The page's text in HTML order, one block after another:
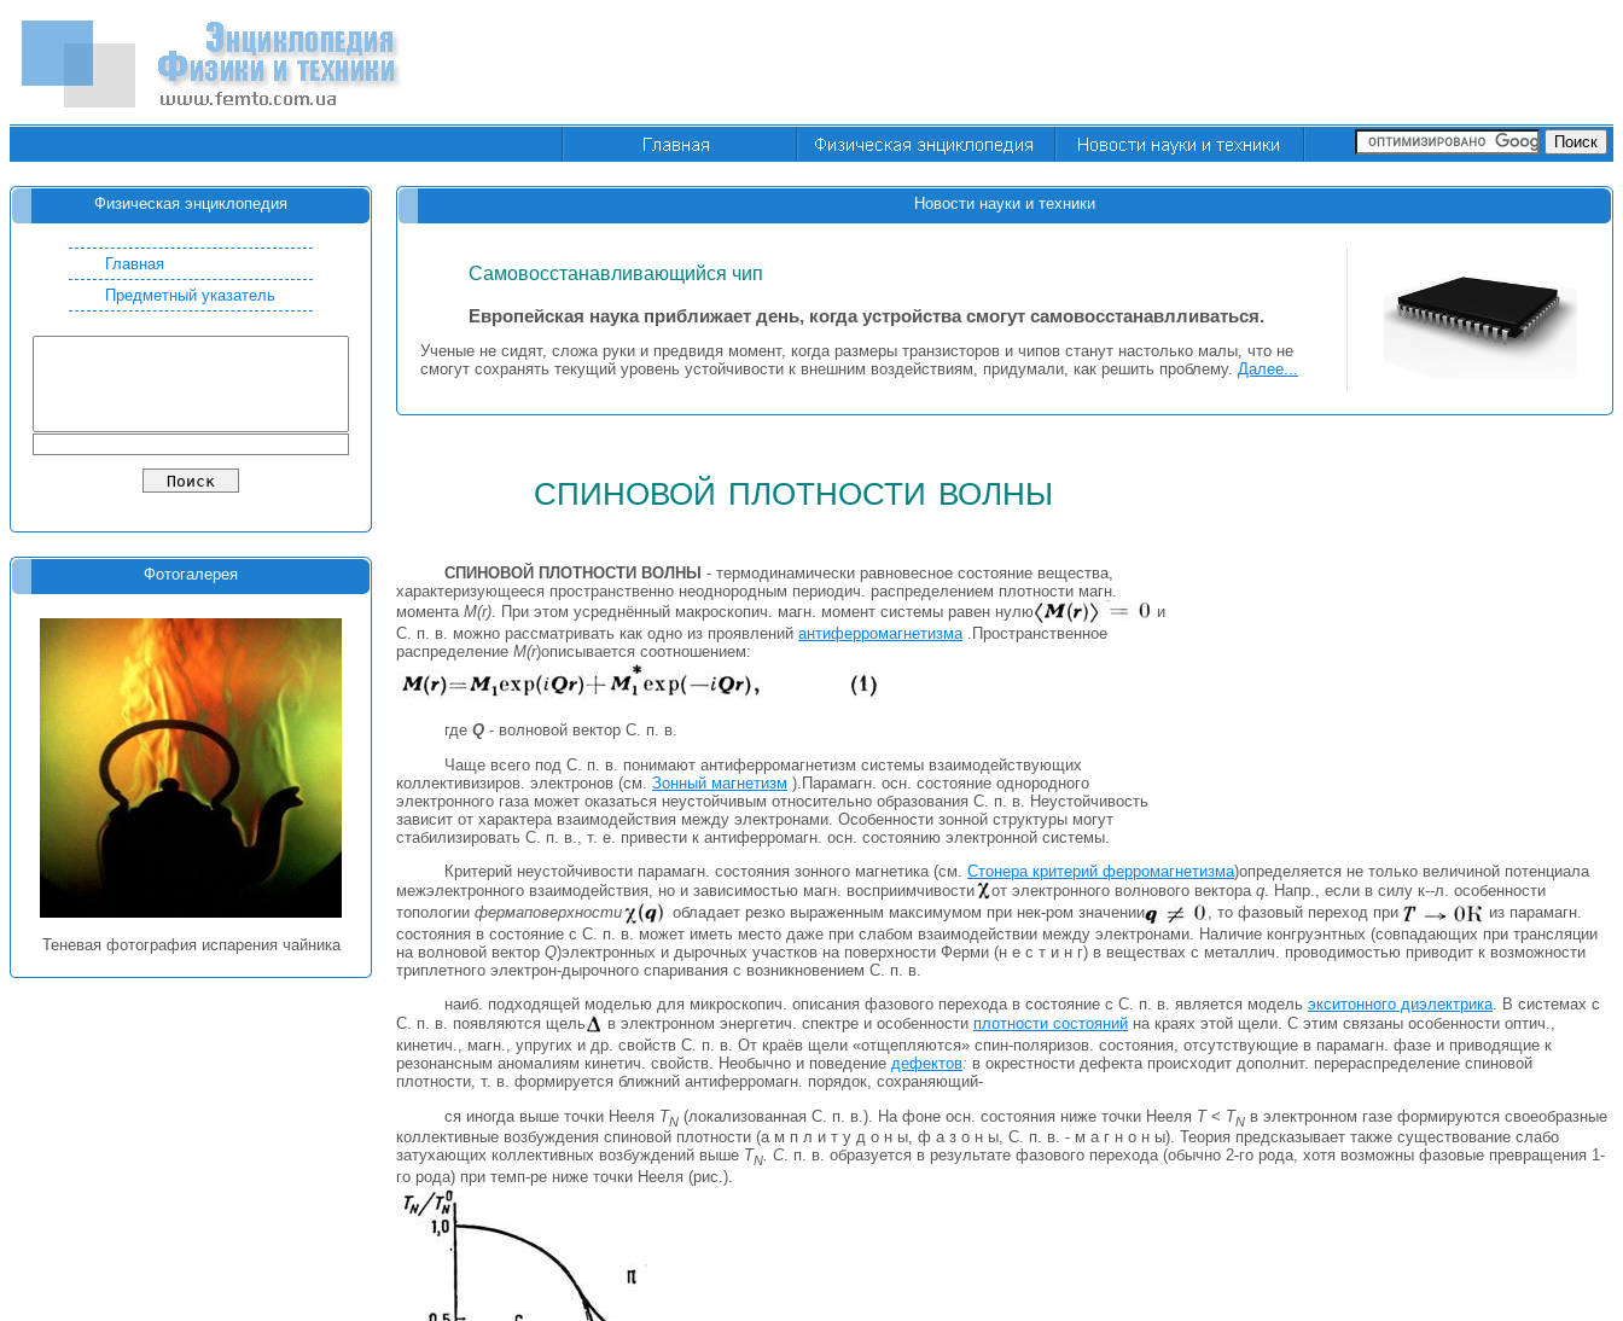
Физическая энциклопедия
Главная
Предметный указатель
Фотогалерея
Теневая фотография испарения чайника
Новости науки и техники
Самовосстанавливающийся чип
Европейская наука приближает день, когда устройства смогут самовосстанавлливаться.
Ученые не сидят, сложа руки и предвидя момент, когда размеры транзисторов и чипов станут настолько малы, что не
смогут сохранять текущий уровень устойчивости к внешним воздействиям, придумали, как решить проблему. Далее...
спиновой плотности волны
СПИНОВОЙ ПЛОТНОСТИ ВОЛНЫ - термодинамически равновесное состояние вещества,
характеризующееся пространственно неоднородным периодич. распределением плотности магн.
момента М(r) . При этом усреднённый макроскопич. магн. момент системы равен нулю
и
С. п. в. можно рассматривать как одно из проявлений антиферромагнетизма.Пространственное
распределение М(r)описывается соотношением:
где Q - волновой вектор С. п. в.
Чаще всего под С. п. в. понимают антиферромагнетизм системы взаимодействующих
коллективизиров. электронов (см. Зонный магнетизм ).Парамагн. осн. состояние однородного
электронного газа может оказаться неустойчивым относительно образования С. п. в. Неустойчивость
зависит от характера взаимодействия между электронами. Особенности зонной структуры могут
стабилизировать С. п. в., т. е. привести к антиферромагн. осн. состоянию электронной системы.
Критерий неустойчивости парамагн. состояния зонного магнетика (см. Стонера критерий ферромагнетизма)определяется не только величиной потенциала
межэлектронного взаимодействия, но и зависимостью магн. восприимчивости
от электронного волнового вектора q . Напр., если в силу к--л. особенности
топологии фермаповерхности обладает резко выраженным максимумом при нек-ром значении , то фазовый переход при
из парамагн.
состояния в состояние с С. п. в. может иметь место даже при слабом взаимодействии между электронами. Наличие конгруэнтных (совпадающих при трансляции
на волновой вектор Q)электронных и дырочных участков на поверхности Ферми (н е с т и н г) в веществах с металлич. проводимостью приводит к возможности
триплетного электрон-дырочного спаривания с возникновением С. п. в.
наиб. подходящей моделью для микроскопич. описания фазового перехода в состояние с С. п. в. является модель экситонного диэлектрика. В системах с
С. п. в. появляются щель
в электронном энергетич. спектре и особенности плотности состояний на краях этой щели. С этим связаны особенности оптич.,
кинетич., магн., упругих и др. свойств С. п. в. От краёв щели «отщепляются» спин-поляризов. состояния, отсутствующие в парамагн. фазе и приводящие к
резонансным аномалиям кинетич. свойств. Необычно и поведение дефектов: в окрестности дефекта происходит дополнит. перераспределение спиновой
плотности, т. в. формируется ближний антиферромагн. порядок, сохраняющий-
ся иногда выше точки Нееля TN (локализованная С. п. в.). На фоне осн. состояния ниже точки Нееля Т< ТN в электронном газе формируются своеобразные
коллективные возбуждения спиновой плотности (а м п л и т у д о н ы, ф а з о н ы, С. п. в. - м а г н о н ы). Теория предсказывает также существование слабо
затухающих коллективных возбуждений выше ТN. С. п. в. образуется в результате фазового перехода (обычно 2-го рода, хотя возможны фазовые превращения 1-
го рода) при темп-ре ниже точки Нееля (рис.).